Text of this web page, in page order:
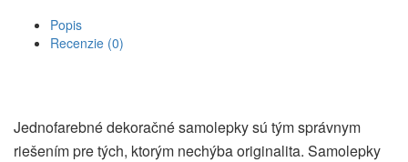
Popis
Recenzie (0)
Jednofarebné dekoračné samolepky sú tým správnym
riešením pre tých, ktorým nechýba originalita. Samolepky